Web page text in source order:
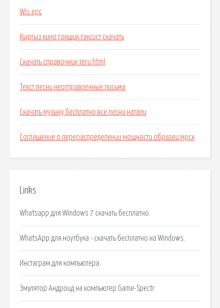
Wis epc
Кыргыз кино гонщик таксист скачать
Скачать справочник теги html
Текст песни неотправленные письма
Скачать музыку бесплатно все песни натали
Соглашение о перераспределении мощности образец мрск
Links
Whatsapp для Windows 7 скачать бесплатно.
WhatsApp для ноутбука - скачать бесплатно на Windows.
Инстаграм для компьютера.
Эмулятор Андроид на компьютер Game-Spectr.